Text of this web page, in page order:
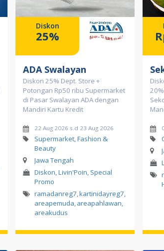
Diskon
25%
ADA Swalayan
Diskon 25% Dept. Store +
Potongan Rp50 ribu Supermarket
di Pasar Swalayan ADA dengan
Mandiri Kartu Kredit
22 Aug 2026 s.d 23 Aug 2026
Supermarket, Fashion &
Beauty
Jawa Tengah
Diskon, Livin'Poin, Special
Promo
ramadanreg7,kartinidayreg7,
areapemuda,areapahlawan,
areakudus